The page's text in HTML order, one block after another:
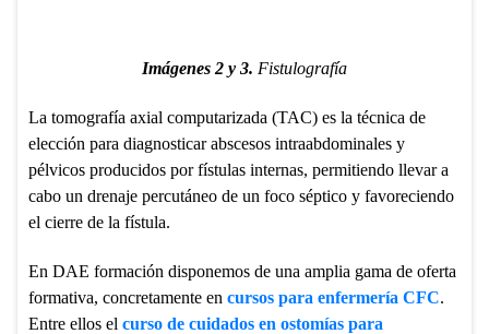
Imágenes 2 y 3. Fistulografía
La tomografía axial computarizada (TAC) es la técnica de
elección para diagnosticar abscesos intraabdominales y
pélvicos producidos por fístulas internas, permitiendo llevar a
cabo un drenaje percutáneo de un foco séptico y favoreciendo
el cierre de la fístula.
En DAE formación disponemos de una amplia gama de oferta
formativa, concretamente en cursos para enfermería CFC.
Entre ellos el curso de cuidados en ostomías para